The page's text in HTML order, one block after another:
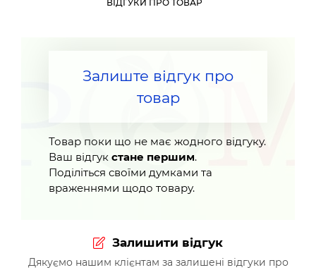
ВІДГУКИ ПРО ТОВАР
Залиште відгук про
товар
Товар поки що не має жодного відгуку.
Ваш відгук стане першим.
Поділіться своїми думками та
враженнями щодо товару.
Залишити відгук
Дякуємо нашим клієнтам за залишені відгуки про